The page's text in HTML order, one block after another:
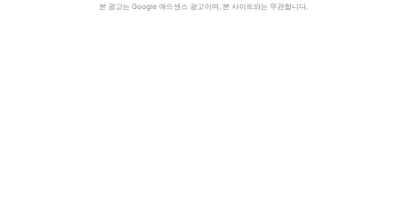
본 광고는 Google 애드센스 광고이며, 본 사이트와는 무관합니다.